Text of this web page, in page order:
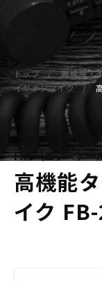
トップ
無線機・
イヤホンマイク
FRC（エフ・アー
高機能
イク